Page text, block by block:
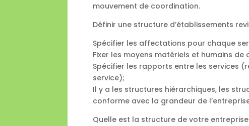
mouvement de coordination.
Définir une structure d’établissements
Spécifier les affectations pour chaque
Fixer les moyens matériels et humains de
Spécifier les rapports entre les services
service);
Il y a les structures hiérarchiques, les
conforme avec la grandeur de
Quelle est la structure de votre